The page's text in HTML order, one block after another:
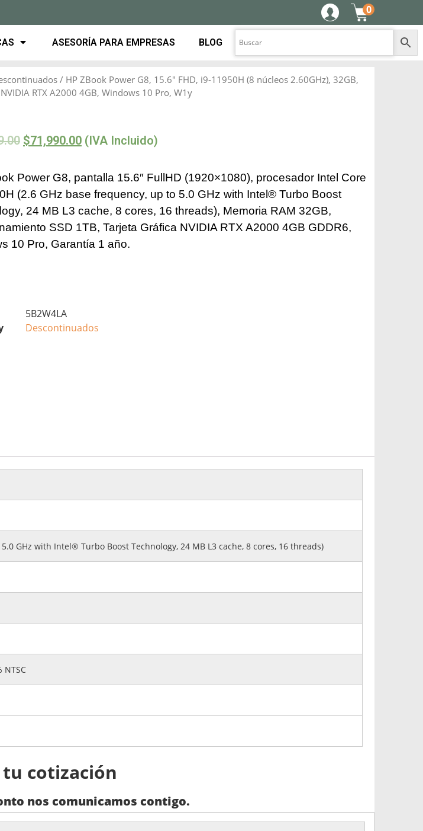
0
ASESORÍA PARA EMPRESAS BLOG
/ HP ZBook Power G8, 15.6″ FHD, i9-11950H (8 núcleos 2.60GHz), 32GB,
NVIDIA RTX A2000 4GB, Windows 10 Pro, W1y
$71,990.00 (IVA Incluido)
Power G8, pantalla 15.6″ FullHD (1920×1080), procesador Intel Core
(2.6 GHz base frequency, up to 5.0 GHz with Intel® Turbo Boost
24 MB L3 cache, 8 cores, 16 threads), Memoria RAM 32GB,
SSD 1TB, Tarjeta Gráfica NVIDIA RTX A2000 4GB GDDR6,
10 Pro, Garantía 1 año.
5B2W4LA
Descontinuados
GHz with Intel® Turbo Boost Technology, 24 MB L3 cache, 8 cores, 16 threads)
NTSC
cotización
nos comunicamos contigo.